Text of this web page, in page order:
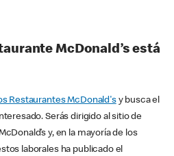
McDonald’s está
Restaurantes McDonald'sy busca el
Serás dirigido al sitio de
y, en la mayoría de los
laborales ha publicado el